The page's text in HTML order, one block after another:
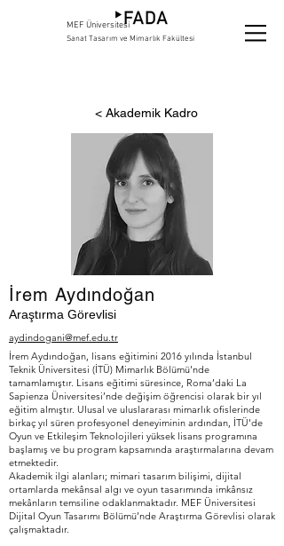
MEF Üniversitesi
Sanat Tasarım ve Mimarlık Fakültesi
< Akademik Kadro
İrem Aydındoğan
Araştırma Görevlisi
aydindogani@mef.edu.tr
İrem Aydındoğan, lisans eğitimini 2016 yılında İstanbul
Teknik Üniversitesi (İTÜ) Mimarlık Bölümü'nde
tamamlamıştır. Lisans eğitimi süresince, Roma’daki La
Sapienza Üniversitesi’nde değişim öğrencisi olarak bir yıl
eğitim almıştır. Ulusal ve uluslararası mimarlık ofislerinde
birkaç yıl süren profesyonel deneyiminin ardından, İTÜ'de
Oyun ve Etkileşim Teknolojileri yüksek lisans programına
başlamış ve bu program kapsamında araştırmalarına devam
etmektedir.
Akademik ilgi alanları; mimari tasarım bilişimi, dijital
ortamlarda mekânsal algı ve oyun tasarımında imkânsız
mekânların temsiline odaklanmaktadır. MEF Üniversitesi
Dijital Oyun Tasarımı Bölümü’nde Araştırma Görevlisi olarak
çalışmaktadır.